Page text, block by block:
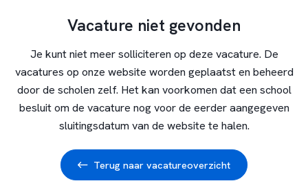
Vacature niet gevonden
Je kunt niet meer solliciteren op deze vacature. De
vacatures op onze website worden geplaatst en beheerd
door de scholen zelf. Het kan voorkomen dat een school
besluit om de vacature nog voor de eerder aangegeven
sluitingsdatum van de website te halen.
Terug naar vacatureoverzicht